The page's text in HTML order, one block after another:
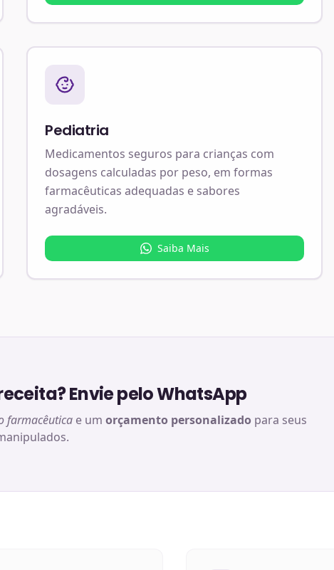
Pediatria
Medicamentos seguros para crianças com
dosagens calculadas por peso, em formas
farmacêuticas adequadas e sabores
agradáveis.
Saiba Mais
Envie pelo WhatsApp
farmacêutica e um orçamento personalizado para seus